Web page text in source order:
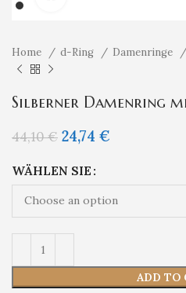
Home d-Ring Damenringe
Silberner Damenring
44,10€ 24,74 €
WÄHLEN SIE
ADD TO